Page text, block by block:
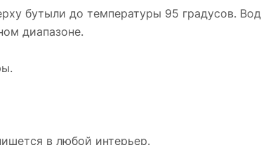
бутыли до температуры 95 градусов.
диапазоне.
в любой интерьер.